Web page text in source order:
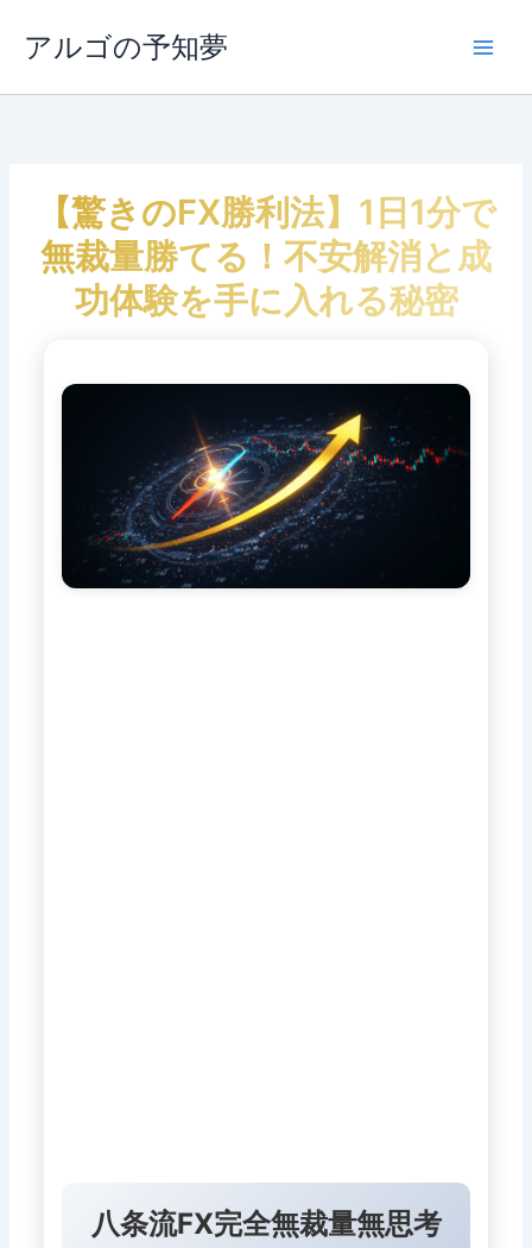
ス
アルゴの予知夢
【驚きのFX勝利法】1日1分で
無裁量勝てる！不安解消と成
功体験を手に入れる秘密
八条流FX完全無裁量無思考